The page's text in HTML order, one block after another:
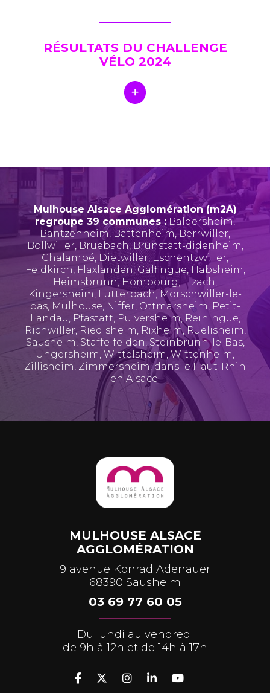
RÉSULTATS DU CHALLENGE
VÉLO 2024
Mulhouse Alsace Agglomération (m2A)
regroupe 39 communes : Baldersheim,
Bantzenheim, Battenheim, Berrwiller,
Bollwiller, Bruebach,Brunstatt-didenheim,
Chalampé, Dietwiller, Eschentzwiller,
Feldkirch, Flaxlanden,Galfingue, Habsheim,
Heimsbrunn, Hombourg,Illzach,
Kingersheim, Lutterbach, Morschwiller-le-
bas, Mulhouse, Niffer, Ottmarsheim, Petit-
Landau, Pfastatt, Pulversheim, Reiningue,
Richwiller, Riedisheim, Rixheim,Ruelisheim,
Sausheim, Staffelfelden, Steinbrunn-le-Bas,
Ungersheim, Wittelsheim,Wittenheim,
Zillisheim, Zimmersheim, dans le Haut-Rhin
en Alsace.
MULHOUSE ALSACE
AGGLOMÉRATION
9 avenue Konrad Adenauer
68390 Sausheim
03 69 77 60 05
Du lundi au vendredi
de 9h à 12h et de 14h à 17h